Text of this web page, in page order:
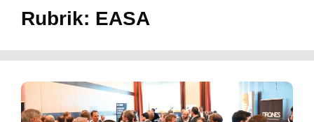
Rubrik: EASA